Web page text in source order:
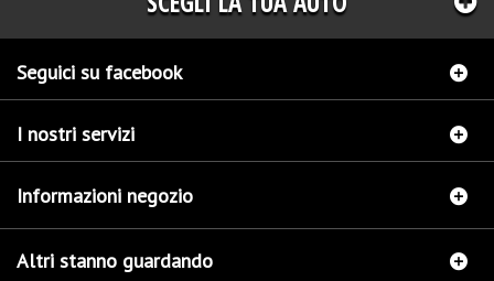
Seguici su facebook
I nostri servizi
Informazioni negozio
Altri stanno guardando